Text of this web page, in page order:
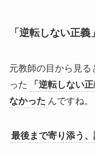
「逆転しない正
元教師の目から見る
った
「逆転しない正
なかった んですね。
最後まで寄り添う